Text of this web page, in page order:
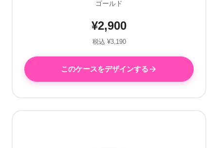
ゴールド
¥2,900
税込 ¥3,190
このケースをデザインする